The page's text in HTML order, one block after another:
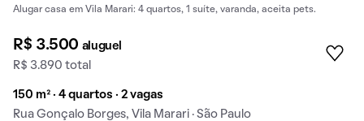
Alugar casa em Vila Marari: 4 quartos, 1 suíte, varanda, aceita pets.
R$ 3.500 aluguel
R$ 3.890 total
150 m² · 4 quartos · 2 vagas
Rua Gonçalo Borges, Vila Marari · São Paulo